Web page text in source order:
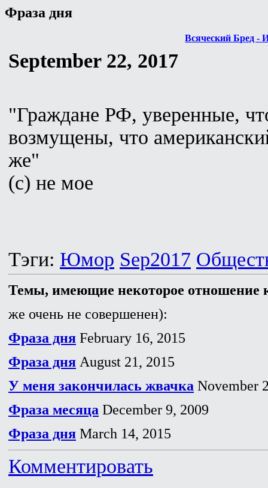
Фраза дня
Всяческий Бред -
September 22, 2017
"Граждане РФ, уверенные,
возмущены, что
же"
(с) не мое
Тэги: Юмор Sep2017
Темы, имеющие некоторое отношение
же очень не совершенен):
Фраза дня February 16, 2015
Фраза дня August 21, 2015
У меня закончилась жвачка November
Фраза месяца December 9, 2009
Фраза дня March 14, 2015
Комментировать